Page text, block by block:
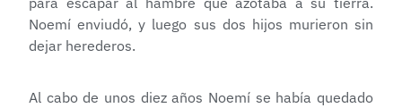
Noemí enviudó, y luego sus dos hijos murieron sin
dejar herederos.
Al cabo de unos diez años Noemí se había quedado